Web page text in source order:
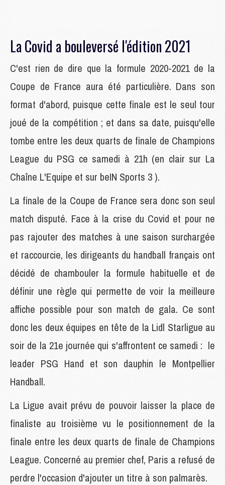
La Covid a bouleversé l'édition 2021
C'est rien de dire que la formule 2020-2021 de la
Coupe de France aura été particulière. Dans son
format d'abord, puisque cette finale est le seul tour
joué de la compétition ; et dans sa date, puisqu'elle
tombe entre les deux quarts de finale de Champions
League du PSG ce samedi à 21h (en clair sur La
Chaîne L'Equipe et sur beIN Sports 3 ).
La finale de la Coupe de France sera donc son seul
match disputé. Face à la crise du Covid et pour ne
pas rajouter des matches à une saison surchargée
et raccourcie, les dirigeants du handball français ont
décidé de chambouler la formule habituelle et de
définir une règle qui permette de voir la meilleure
affiche possible pour son match de gala. Ce sont
donc les deux équipes en tête de la Lidl Starligue au
soir de la 21e journée qui s'affrontent ce samedi : le
leader PSG Hand et son dauphin le Montpellier
Handball.
La Ligue avait prévu de pouvoir laisser la place de
finaliste au troisième vu le positionnement de la
finale entre les deux quarts de finale de Champions
League. Concerné au premier chef, Paris a refusé de
perdre l'occasion d'ajouter un titre à son palmarès.